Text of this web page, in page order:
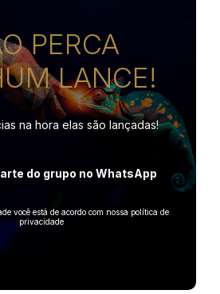
PERCA
LANCE!
na hora elas são lançadas!
do grupo no WhatsApp
você está de acordo com nossa política de
privacidade